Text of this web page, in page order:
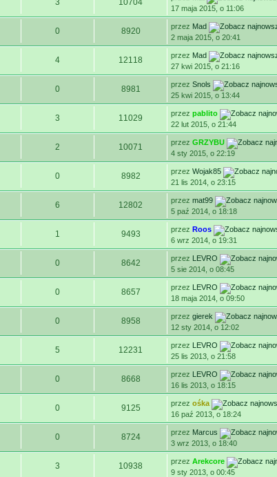
3 10704
17 maja 2015, o 11:06
0 8920 przez Mad
2 maja 2015, o 20:41
4 12118 przez Mad
27 kwi 2015, o 21:16
0 8981 przezSnols
25 kwi 2015, o 13:44
3 11029 przezpablito
22 lut 2015, o 21:44
2 10071 przezGRZYBU
4 sty 2015, o 22:19
0 8982 przezWojak85
21 lis 2014, o 23:15
6 12802 przezmat99
5 paź 2014, o 18:18
1 9493 przezRoos
6 wrz 2014, o 19:31
0 8642 przez LEVRO
5 sie 2014, o 08:45
0 8657 przez LEVRO
18 maja 2014, o 09:50
0 8958 przezgierek
12 sty 2014, o 12:02
5 12231 przez LEVRO
25 lis 2013, o 21:58
0 8668 przez LEVRO
16 lis 2013, o 18:15
0 9125 przezośka
16 paź 2013, o 18:24
0 8724 przez Marcus
3 wrz 2013, o 18:40
3 10938 przezArekcore
9 sty 2013, o 00:45